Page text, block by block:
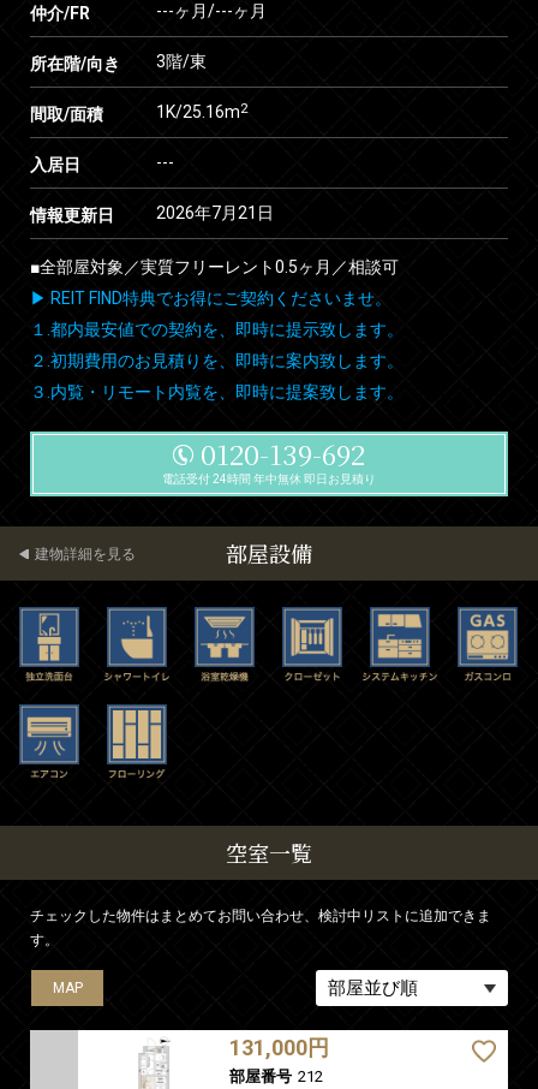
仲介/FR ---ヶ月/---ヶ月
所在階/向き 3階/東
間取/面積 1K/25.16m2
入居日 ---
情報更新日 2026年7月21日
■全部屋対象／実質フリーレント0.5ヶ月／相談可
▶ REIT FIND特典でお得にご契約くださいませ。
１.都内最安値での契約を、即時に提示致します。
２.初期費用のお見積りを、即時に案内致します。
３.内覧・リモート内覧を、即時に提案致します。
0120-139-692
電話受付 24時間 年中無休 即日お見積り
部屋設備
建物詳細を見る
空室一覧
チェックした物件はまとめてお問い合わせ、検討中リストに追加できま
す。
MAP
131,000円
部屋番号 212